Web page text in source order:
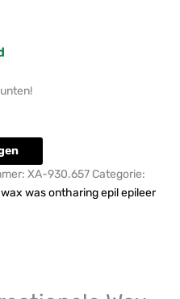
XA-930.657 Categorie:
wax was ontharing epil epileer